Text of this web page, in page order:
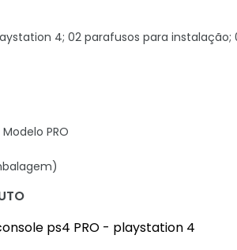
4; 02 parafusos para
PRO
ps4 PRO - playstation 4